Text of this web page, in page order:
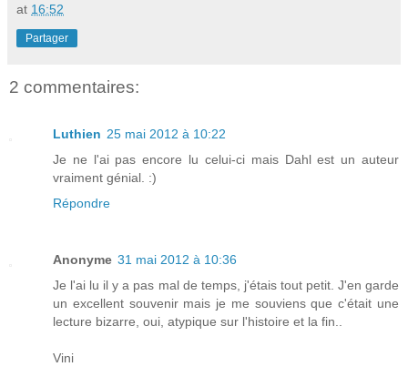
at 16:52
Partager
2 commentaires:
Luthien 25 mai 2012 à 10:22
Je ne l'ai pas encore lu celui-ci mais Dahl est un auteur
vraiment génial. :)
Répondre
Anonyme 31 mai 2012 à 10:36
Je l'ai lu il y a pas mal de temps, j'étais tout petit. J'en garde
un excellent souvenir mais je me souviens que c'était une
lecture bizarre, oui, atypique sur l'histoire et la fin..
Vini